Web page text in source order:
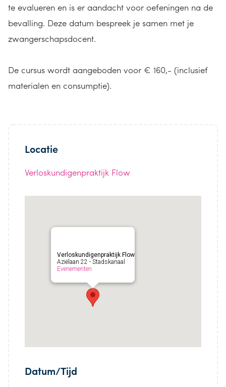
te evalueren en is er aandacht voor oefeningen na de
bevalling. Deze datum bespreek je samen met je
zwangerschapsdocent.
De cursus wordt aangeboden voor € 160,- (inclusief
materialen en consumptie).
Locatie
Verloskundigenpraktijk Flow
Verloskundigenpraktijk Flow
Aziëlaan 22 - Stadskanaal
Evenementen
Datum/Tijd